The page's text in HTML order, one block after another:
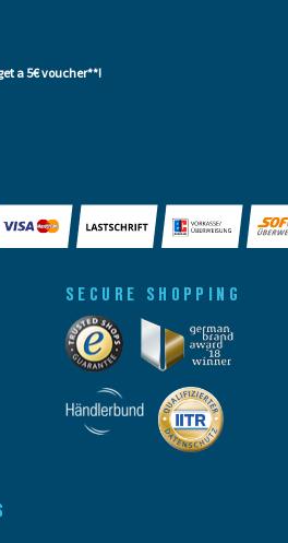
a 5€ voucher**!
SECURE SHOPPING